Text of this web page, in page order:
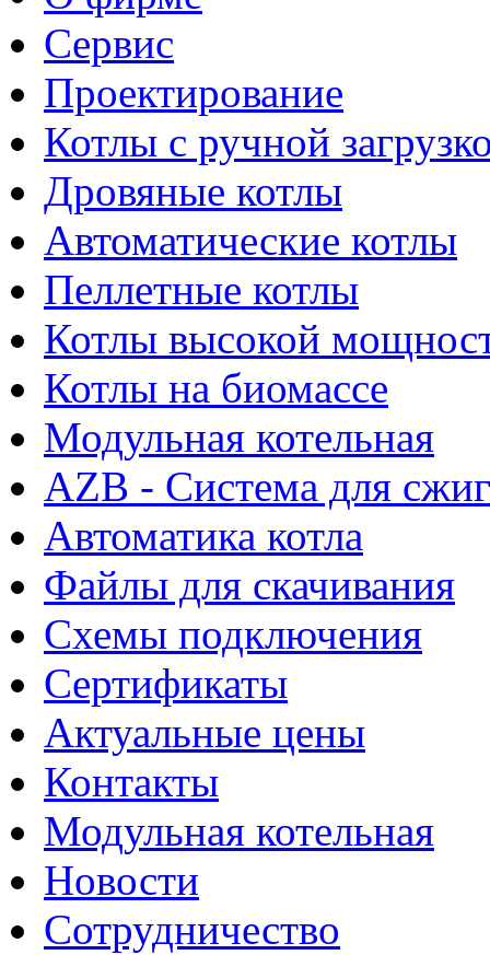
Сервис
Проектирование
Котлы с ручной
Дровяные котлы
Автоматические котлы
Пеллетные котлы
Котлы высокой
Котлы на биомассе
Модульная котельная
AZB - Система для
Автоматика котла
Файлы для скачивания
Схемы подключения
Сертификаты
Актуальные цены
Контакты
Модульная котельная
Новости
Сотрудничество